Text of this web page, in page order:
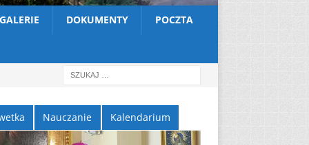
GALERIE DOKUMENTY POCZTA
Nauczanie Kalendarium